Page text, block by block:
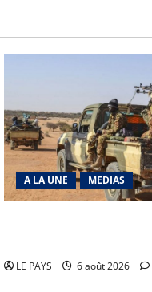
A LA UNE MEDIAS
LE PAYS 6 août 2026